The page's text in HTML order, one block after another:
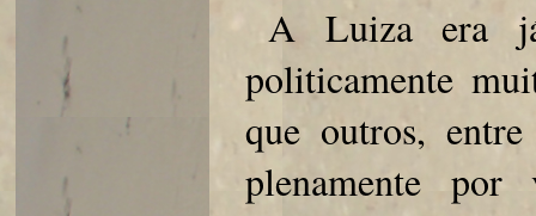
A Luiza era
politicamente
que outros,
plenamente